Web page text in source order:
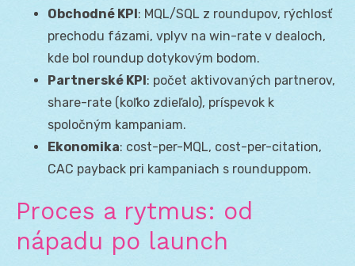
Obchodné KPI: MQL/SQL z roundupov, rýchlosť
prechodu fázami, vplyv na win-rate v dealoch,
kde bol roundup dotykovým bodom.
Partnerské KPI: počet aktivovaných partnerov,
share-rate (koľko zdieľalo), príspevok k
spoločným kampaniam.
Ekonomika: cost-per-MQL, cost-per-citation,
CAC payback pri kampaniach s rounduppom.
Proces a rytmus: od
nápadu po launch